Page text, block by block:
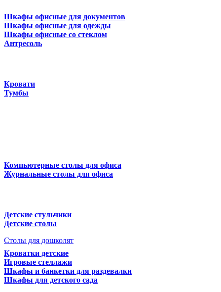
Шкафы офисные для документов
Шкафы офисные для одежды
Шкафы офисные со стеклом
Антресоль
Кровати
Тумбы
Компьютерные столы для офиса
Журнальные столы для офиса
Детские стульчики
Детские столы
Столы для дошколят
Кроватки детские
Игровые стеллажи
Шкафы и банкетки для раздевалки
Шкафы для детского сада